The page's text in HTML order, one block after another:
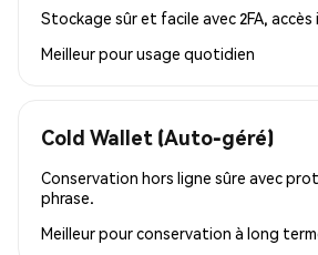
Stockage sûr et facile avec 2FA, accès
Meilleur pourusage quotidien
Cold Wallet (Auto-géré)
Conservation hors ligne sûre avec
phrase.
Meilleur pourconservation à long